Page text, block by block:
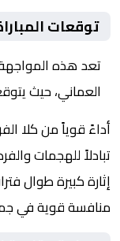
توقعات
تعد هذه
العماني، حيث
أداءً قوياً من كلا
تبادلاً للهجمات
إثارة كبيرة طوال
منافسة قوية في